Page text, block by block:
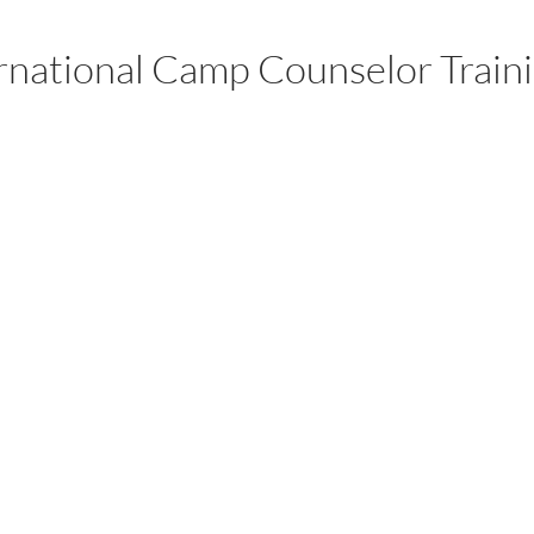
Camp Counselor